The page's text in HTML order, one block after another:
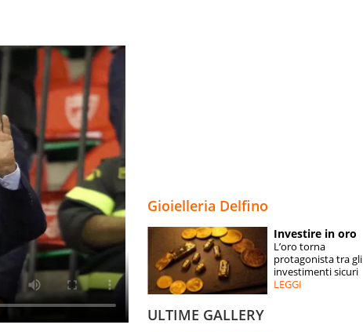
ESPERTI
CONTATTI
Gioielleria Delfino
Investire in oro
L’oro torna
protagonista tra gli
investimenti sicuri
LEGGI
ULTIME GALLERY